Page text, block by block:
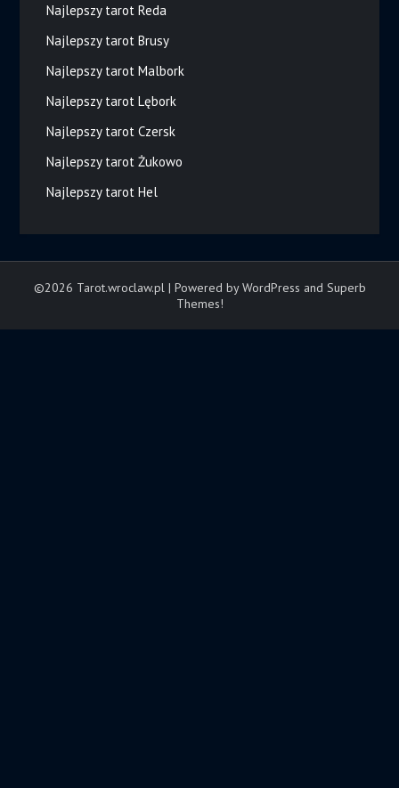
Najlepszy tarot Reda
Najlepszy tarot Brusy
Najlepszy tarot Malbork
Najlepszy tarot Lębork
Najlepszy tarot Czersk
Najlepszy tarot Żukowo
Najlepszy tarot Hel
©2026 Tarot.wroclaw.pl | Powered by WordPress and Superb
Themes!